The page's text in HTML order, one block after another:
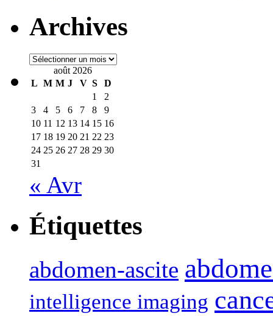
Archives
Archives
août 2026
L M M J V S
D
1
2
3
4 5 6 7 8
9
10 11 12 13 14 15 16
17 18 19 20 21 22 23
24 25 26 27 28 29 30
31
« Avr
Étiquettes
abdomen-ascite
intelligence imaging